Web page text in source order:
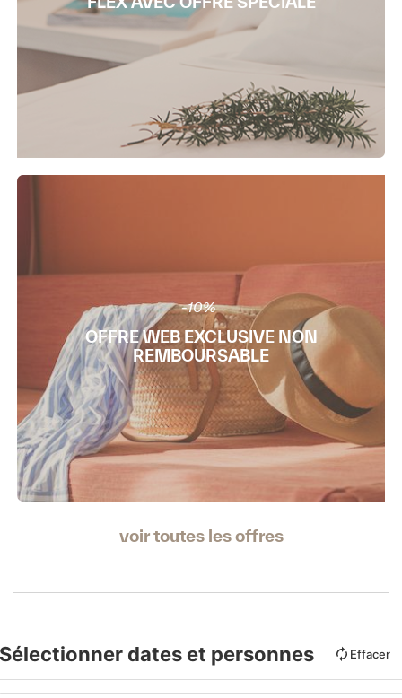
OFFRE WEB EXCLUSIVE NON
REMBOURSABLE
-10%
voir toutes les offres
Sélectionner dates et personnes Effacer